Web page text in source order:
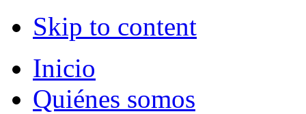
Skip to content
Inicio
Quiénes somos